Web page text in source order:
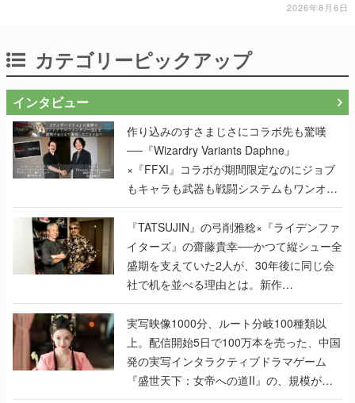
2026年8月6日
カテゴリーピックアップ
インタビュー
作り込みのすさまじさにコラボ先も驚嘆
──『Wizardry Variants Daphne』
×『FFXI』コラボが期間限定なのにジョブ
もキャラも武器も戦闘システムもワンオフ
で作り込まれた理由を両ディレクターに聞
く
『TATSUJIN』の弓削雅稔×『ライデンファ
イターズ』の齋藤貴幸──かつて縦シュー全
盛期を支えていた2人が、30年後に同じ会
社で机を並べる理由とは。新作
『TATSUJIN EXTREME』で初タッグを組
んだレジェンド2人に訊く開発秘話
実写映像1000分、ルート分岐100種類以
上。配信開始5日で100万本を売った、中国
発の実写インタラクティブドラマゲーム
『盛世天下：女帝への道II』の、規模が違
うこだわりをプロデューサーに聞いた